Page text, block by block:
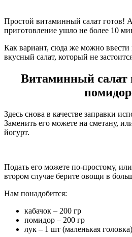
Простой витаминный салат готов!
приготовление ушло не более 10
Как вариант, сюда же можно
вкусный салат, который не
Витаминный салат
Здесь снова в качестве заправки
Заменить его можете на сметану,
йогурт.
Подать его можете по-простому,
втором случае берите овощи в
Нам понадобится:
кабачок – 200 гр
помидор – 200 гр
лук – 1 шт (маленькая головка)